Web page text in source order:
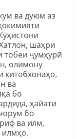
ва дуюм аз
шаҳри
тобеи ҷумҳурӣ
олимону
китобхонаҳо,
ва
бо
ҳайати
бо
ва илм,
илмҳо,